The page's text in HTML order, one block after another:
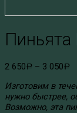
Пиньята
2 650 Р – 3 050 Р
Изготовим в
нужно быстрее,
Возможно, эта